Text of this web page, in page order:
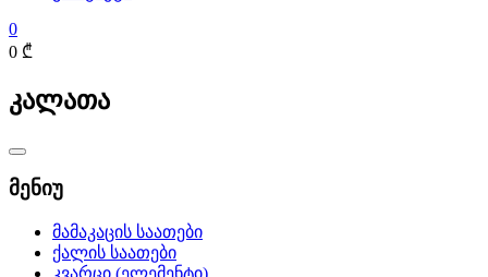
0
0 ₾
კალათა
Catalog
Menu
მენიუ
მამაკაცის საათები
ქალის საათები
კვარცი (ელემენტი)